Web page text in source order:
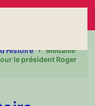
Médaille
le président Roger